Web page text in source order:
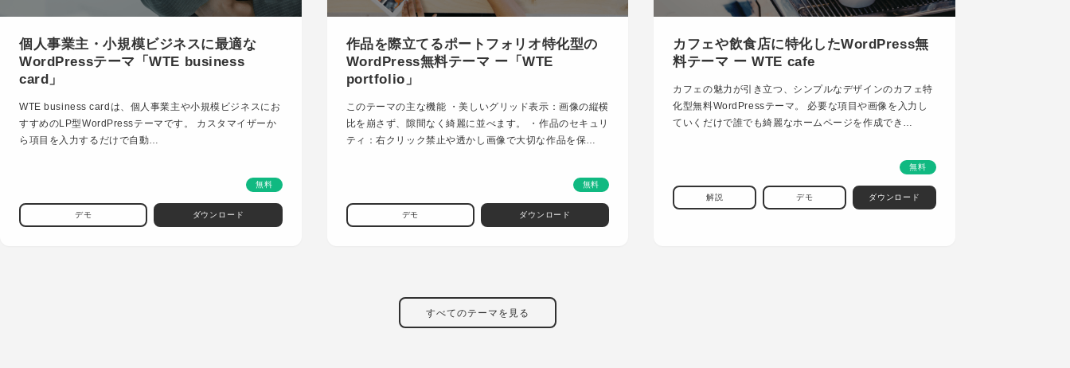
個人事業主・小規模ビジネスに最適な
WordPressテーマ「WTE business
card」
WTE business cardは、個人事業主や小規模ビジネスにお
すすめのLP型WordPressテーマです。 カスタマイザーか
ら項目を入力するだけで自動…
無料
デモ ダウンロード
作品を際立てるポートフォリオ特化型の
WordPress無料テーマ ー「WTE
portfolio」
このテーマの主な機能 ・美しいグリッド表示：画像の縦横
比を崩さず、隙間なく綺麗に並べます。 ・作品のセキュリ
ティ：右クリック禁止や透かし画像で大切な作品を保…
無料
デモ ダウンロード
カフェや飲食店に特化したWordPress無
料テーマ ー WTE cafe
カフェの魅力が引き立つ、シンプルなデザインのカフェ特
化型無料WordPressテーマ。 必要な項目や画像を入力し
ていくだけで誰でも綺麗なホームページを作成でき…
無料
解説 デモ ダウンロード
すべてのテーマを見る